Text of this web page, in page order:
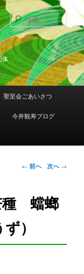
体
索
聖至会ごあいさつ
今井観寿ブログ
投稿ナビゲー
← 前へ 次へ→
蟷螂
）